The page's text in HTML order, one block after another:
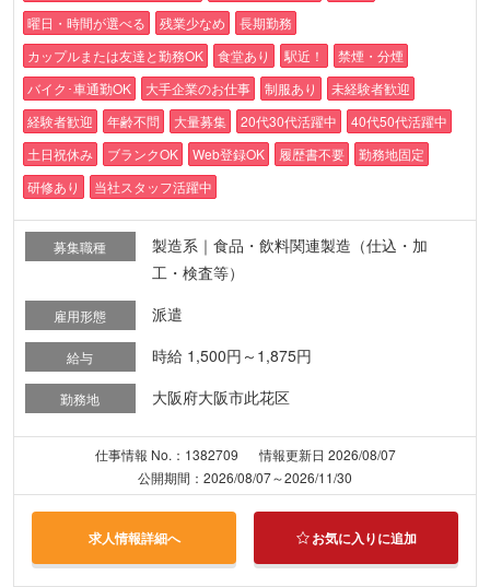
曜日・時間が選べる
残業少なめ
長期勤務
カップルまたは友達と勤務OK
食堂あり 駅近！
禁煙・分煙
バイク･車通勤OK
大手企業のお仕事 制服あり
未経験者歓迎
経験者歓迎
年齢不問 大量募集 20代30代活躍中
40代50代活躍中
土日祝休み
ブランクOK Web登録OK 履歴書不要
勤務地固定
研修あり
当社スタッフ活躍中
募集職種
製造系｜食品・飲料関連製造（仕込・加
工・検査等）
雇用形態 派遣
給与 時給 1,500円～1,875円
勤務地 大阪府大阪市此花区
仕事情報 No.：1382709
情報更新日 2026/08/07
公開期間：2026/08/07～2026/11/30
求人情報詳細へ お気に入りに追加